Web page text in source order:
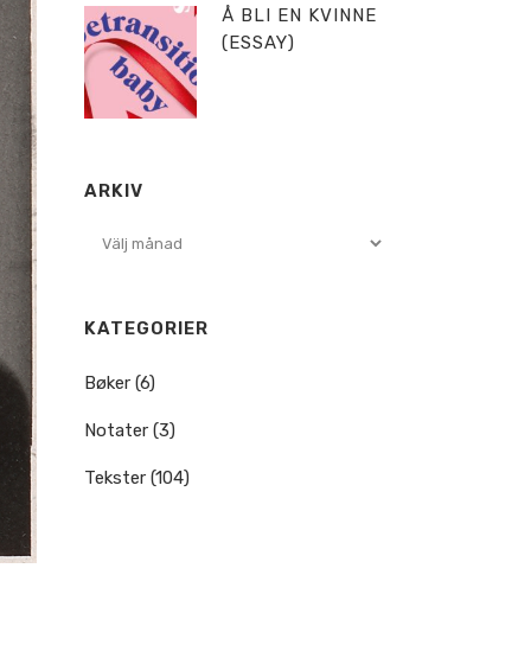
Å BLI EN KVINNE
(ESSAY)
ARKIV
Arkiv
KATEGORIER
Bøker (6)
Notater (3)
Tekster (104)